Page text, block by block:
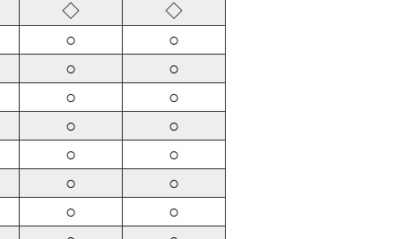
◇ ◇
○ ○
○ ○
○ ○
○ ○
○ ○
○ ○
○ ○